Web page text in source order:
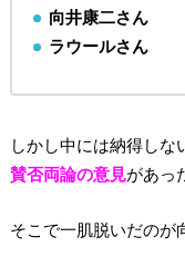
向井康二さん
ラウールさん
しかし中には納得しな
賛否両論の意見があっ
そこで一肌脱いだのが